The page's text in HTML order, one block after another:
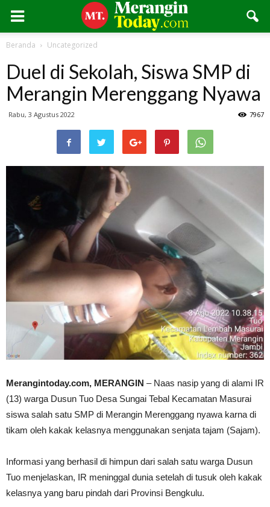
Beranda Uncategorized
Duel di Sekolah, Siswa SMP di
Merangin Merenggang Nyawa
Rabu, 3 Agustus 2022 7967
Merangintoday.com, MERANGIN – Naas nasip yang di alami IR
(13) warga Dusun Tuo Desa Sungai Tebal Kecamatan Masurai
siswa salah satu SMP di Merangin Merenggang nyawa karna di
tikam oleh kakak kelasnya menggunakan senjata tajam (Sajam).
Informasi yang berhasil di himpun dari salah satu warga Dusun
Tuo menjelaskan, IR meninggal dunia setelah di tusuk oleh kakak
kelasnya yang baru pindah dari Provinsi Bengkulu.